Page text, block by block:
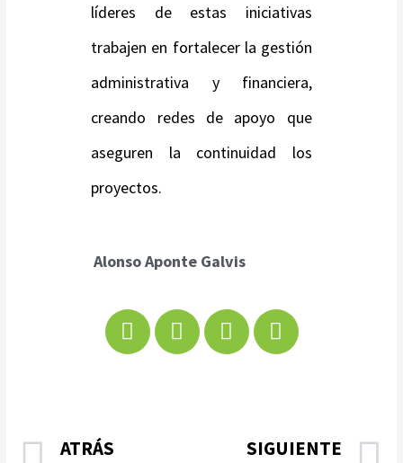
líderes de estas iniciativas
trabajen en fortalecer la gestión
administrativa y financiera,
creando redes de apoyo que
aseguren la continuidad los
proyectos.
Alonso Aponte Galvis
ATRÁS SIGUIENTE